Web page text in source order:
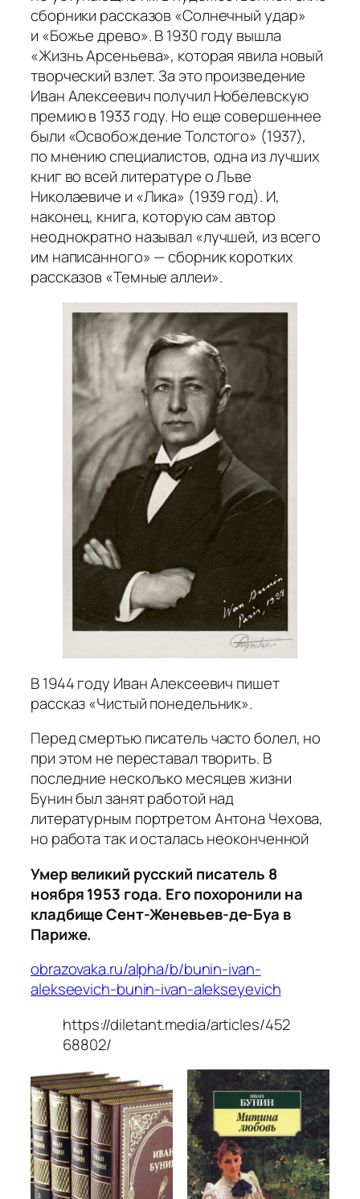
сборники рассказов «Солнечный удар»
и «Божье древо». В 1930 году вышла
«Жизнь Арсеньева», которая явила новый
творческий взлет. За это произведение
Иван Алексеевич получил Нобелевскую
премию в 1933 году. Но еще совершеннее
были «Освобождение Толстого» (1937),
по мнению специалистов, одна из лучших
книг во всей литературе о Льве
Николаевиче и «Лика» (1939 год). И,
наконец, книга, которую сам автор
неоднократно называл «лучшей, из всего
им написанного» — сборник коротких
рассказов «Темные аллеи».
В 1944 году Иван Алексеевич пишет
рассказ «Чистый понедельник».
Перед смертью писатель часто болел, но
при этом не переставал творить. В
последние несколько месяцев жизни
Бунин был занят работой над
литературным портретом Антона Чехова,
но работа так и осталась неоконченной
Умер великий русский писатель 8
ноября 1953 года. Его похоронили на
кладбище Сент-Женевьев-де-Буа в
Париже.
obrazovaka.ru/alpha/b/bunin-ivan-
alekseevich-bunin-ivan-alekseyevich
https://diletant.media/articles/452
68802/